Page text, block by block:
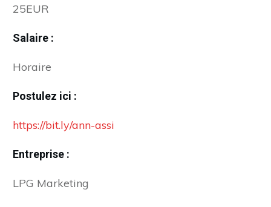
25EUR
Salaire :
Horaire
Postulez ici :
https://bit.ly/ann-assi
Entreprise :
LPG Marketing